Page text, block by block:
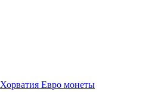
Хорватия Евро монеты